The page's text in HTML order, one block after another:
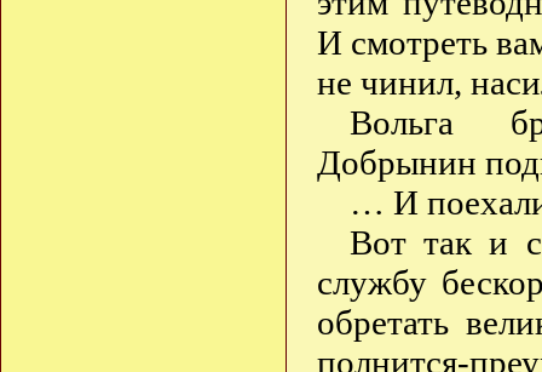
И смотреть
не чинил,
Вольга
Добрынин
… И
Вот так и
службу
обретать
полнится-